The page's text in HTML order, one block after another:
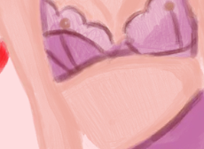
& relations